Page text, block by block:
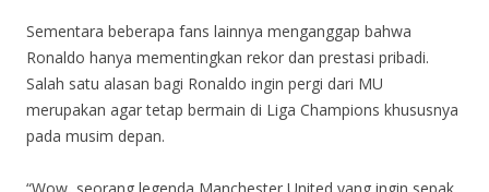
Sementara beberapa fans lainnya menganggap bahwa
Ronaldo hanya mementingkan rekor dan prestasi pribadi.
Salah satu alasan bagi Ronaldo ingin pergi dari MU
merupakan agar tetap bermain di Liga Champions khususnya
pada musim depan.